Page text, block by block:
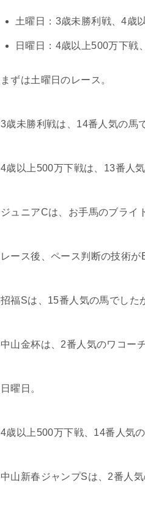
土曜日：3歳未勝利戦、4歳
日曜日：4歳以上500万下戦
まずは土曜日のレース。
3歳未勝利戦は、14番人気の馬
4歳以上500万下戦は、13番人気
ジュニアCは、お手馬のブライ
レース後、ペース判断の技術が
招福Sは、15番人気の馬でした
中山金杯は、2番人気のワコー
日曜日。
4歳以上500万下戦、14番人気
中山新春ジャンプSは、2番人気